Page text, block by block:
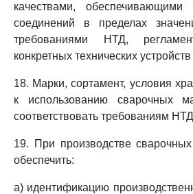
качествами, обеспечивающими
соединений в пределах
требованиями НТД,
конкретных технических
18. Марки, сортамент, условия
к использованию сварочных
соответствовать требованиям
19. При производстве
обеспечить:
а) идентификацию